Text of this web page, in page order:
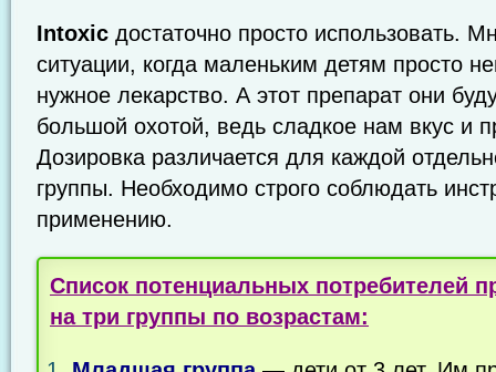
Intoxic достаточно просто использовать.
ситуации, когда маленьким детям просто
нужное лекарство. А этот препарат они
большой охотой, ведь сладкое нам вкус и
Дозировка различается для каждой
группы. Необходимо строго соблюдать
применению.
Список потенциальных потребителей
на три группы по возрастам: